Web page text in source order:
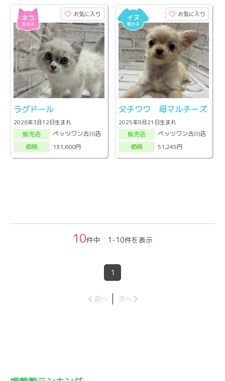
お気に入り
ラグドール
2026年3月12日生まれ
販売店
ペッツワン古川店
価格
131,600円
お気に入り
父チワワ 母マルチーズ
2025年9月21日生まれ
販売店
ペッツワン古川店
価格
51,245円
10件中 1-10件を表示
1
前へ 次へ